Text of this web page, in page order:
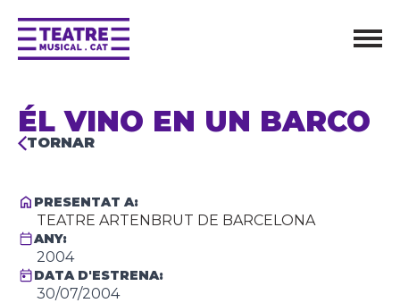
ÉL VINO EN UN BARCO
TORNAR
PRESENTAT A:
TEATRE ARTENBRUT DE BARCELONA
ANY:
2004
DATA D'ESTRENA:
30/07/2004